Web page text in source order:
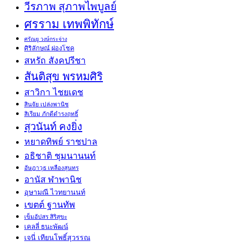
วีรภาพ สุภาพไพบูลย์
ศรราม เทพพิทักษ์
ศรัณยู วงษ์กระจ่าง
ศิริลักษณ์ ผ่องโชค
สหรัถ สังคปรีชา
สันติสุข พรหมศิริ
สาวิกา ไชยเดช
สินจัย เปล่งพานิช
สิเรียม ภักดีดำรงฤทธิ์
สุวนันท์ คงยิ่ง
หยาดทิพย์ ราชปาล
อธิชาติ ชุมนานนท์
อัษฎาวุธ เหลืองสุนทร
อานัส ฬาพานิช
อุษามณี ไวทยานนท์
เขตต์ ฐานทัพ
เข็มอัปสร สิริสุขะ
เคลลี่ ธนะพัฒน์
เจนี่ เทียนโพธิ์สุวรรณ